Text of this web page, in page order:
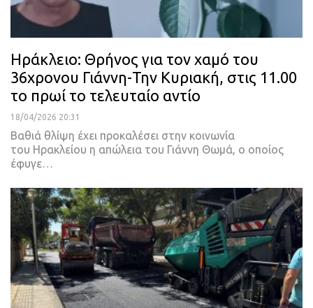
Ηράκλειο: Θρήνος για τον χαμό του
36χρονου Γιάννη-Την Κυριακή, στις 11.00
το πρωί το τελευταίο αντίο
18/04/2026 20:31
Βαθιά θλίψη έχει προκαλέσει στην κοινωνία
του Ηρακλείου η απώλεια του Γιάννη Θωμά, ο οποίος
έφυγε…